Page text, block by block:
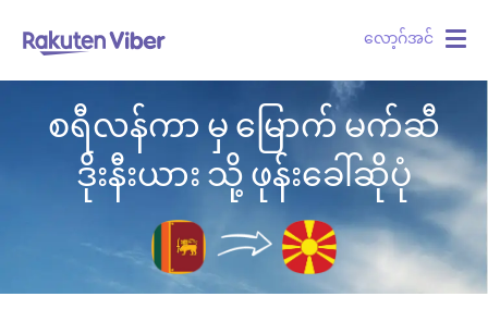
လော့ဂ်အင်
စရီလန်ကာ မှ မြောက် မက်ဆီ
ဒိုးနီးယား သို့ ဖုန်းခေါ်ဆိုပုံ